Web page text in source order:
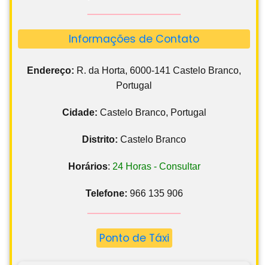
Informações de Contato
Endereço: R. da Horta, 6000-141 Castelo Branco,
Portugal
Cidade: Castelo Branco, Portugal
Distrito: Castelo Branco
Horários: 24 Horas - Consultar
Telefone: 966 135 906
Ponto de Táxi